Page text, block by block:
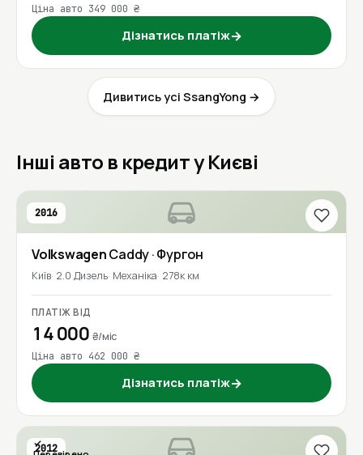
Ціна авто 349 000 ₴
Дізнатись платіж→
Дивитись усі SsangYong →
Інші авто в кредит у Києві
2016
VolkswagenCaddy· Фургон
Київ 2.0 Дизель Механіка 278к км
ПЛАТІЖ ВІД
14 000 ₴/міс
Ціна авто 462 000 ₴
Дізнатись платіж→
2012